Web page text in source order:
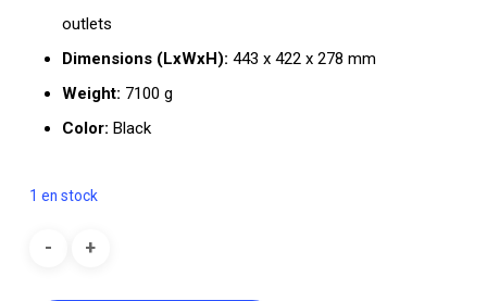
outlets
Dimensions (LxWxH): 443 x 422 x 278 mm
Weight: 7100 g
Color: Black
1 en stock